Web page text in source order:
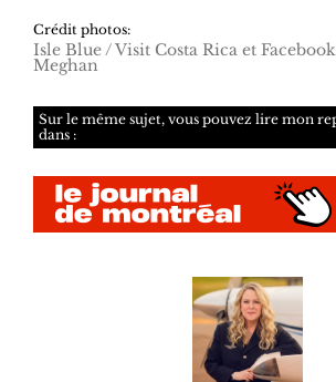
Crédit photos:
Isle Blue / Visit Costa Rica et
Meghan
Sur le même sujet, vous pouvez lire mon
dans :